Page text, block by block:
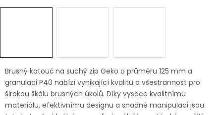
Značky
Brusný kotouč na suchý zip Geko o průměru 125 mm a
granulaci P40 nabízí vynikající kvalitu a všestrannost pro
širokou škálu brusných úkolů. Díky vysoce kvalitnímu
materiálu, efektivnímu designu a snadné manipulaci jsou